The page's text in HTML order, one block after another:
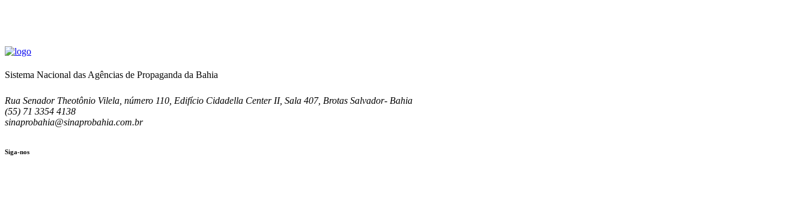
Sistema Nacional das Agências de Propaganda da Bahia
Rua Senador Theotônio Vilela, número 110, Edifício Cidadella Center II, Sala 407, Brotas Salvador- Bahia
(55) 71 3354 4138
sinaprobahia@sinaprobahia.com.br
Siga-nos